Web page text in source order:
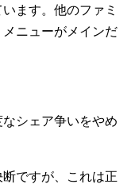
ます。他のファミ
ニューがメインだ
なシェア争いをやめ
ですが、これは正